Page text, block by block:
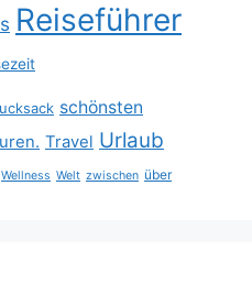
Reiseführer
schönsten
Travel Urlaub
Wellness Welt zwischen über